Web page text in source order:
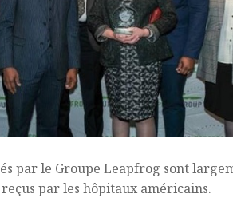
par le Groupe Leapfrog sont
par les hôpitaux américains.